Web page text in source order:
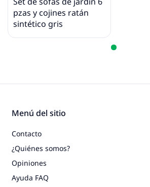
pzas y cojines ratán
sintético gris
Menú del sitio
Contacto
¿Quiénes somos?
Opiniones
Ayuda FAQ